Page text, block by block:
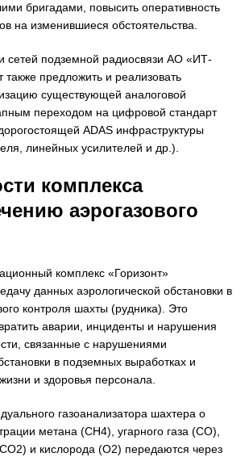
бригадами, повысить оперативность
на изменившиеся обстоятельства.
сетей подземной радиосвязи АО «ИТ-
также предложить и реализовать
существующей аналоговой
переходом на цифровой стандарт
ADAS инфраструктуры
линейных усилителей и др.).
комплекса
аэрогазового
комплекс «Горизонт»
данных аэрологической обстановки в
контроля шахты (рудника). Это
аварии, инциденты и нарушения
связанные с нарушениями
в подземных выработках и
и здоровья персонала.
газоанализатора шахтера о
метана (СН4), угарного газа (СО),
и кислорода (О2) передаются через